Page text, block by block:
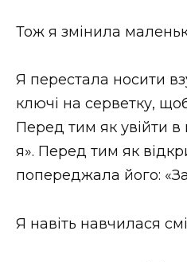
Тож я змінила
Я перестала носити
ключі на серветку,
Перед тим як увійти в
я». Перед тим як
попереджала його:
Я навіть навчилася